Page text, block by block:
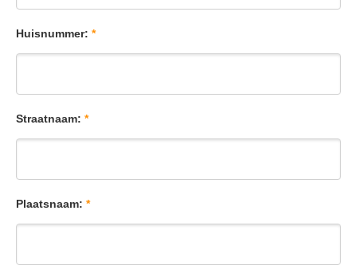
Huisnummer: *
Straatnaam: *
Plaatsnaam: *